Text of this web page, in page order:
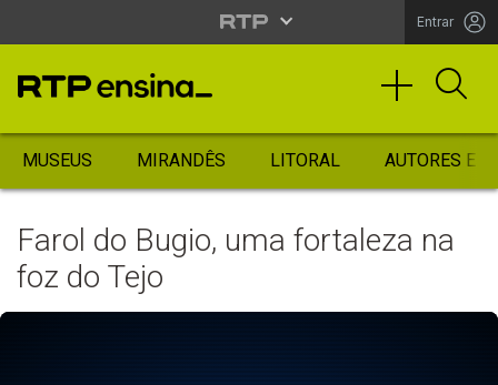
Entrar
MUSEUS MIRANDÊS LITORAL AUTORES
Farol do Bugio, uma fortaleza na
foz do Tejo